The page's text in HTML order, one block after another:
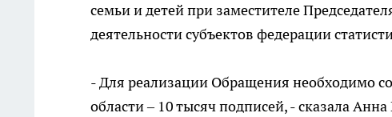
семьи и детей при заместителе
деятельности субъектов федерации
- Для реализации Обращения необходимо
области – 10 тысяч подписей, - сказала